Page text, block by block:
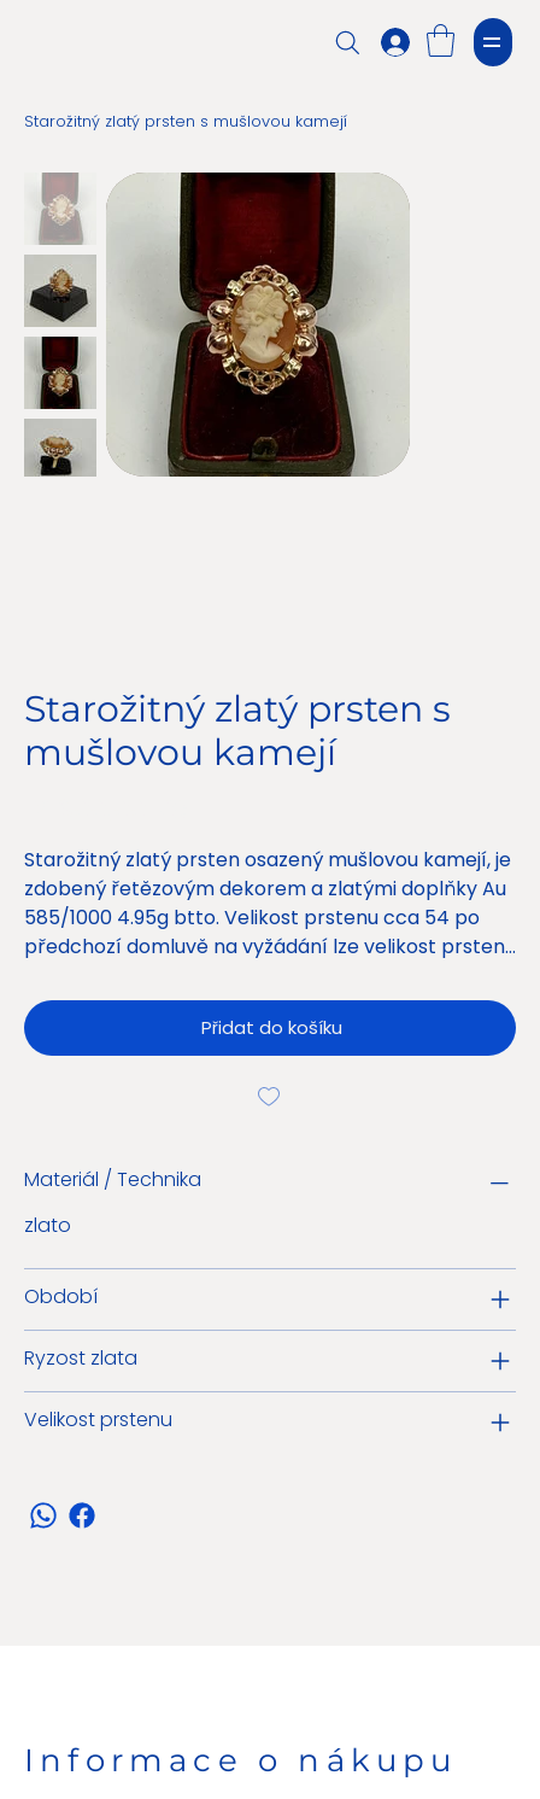
Starožitný zlatý prsten s mušlovou kamejí
Starožitný zlatý prsten s
mušlovou kamejí
Starožitný zlatý prsten osazený mušlovou kamejí, je
zdobený řetězovým dekorem a zlatými doplňky Au
585/1000 4.95g btto. Velikost prstenu cca 54 po
předchozí domluvě na vyžádání lze velikost prstenu
Přidat do košíku
Materiál / Technika
zlato
Období
Ryzost zlata
Velikost prstenu
Informace o nákupu